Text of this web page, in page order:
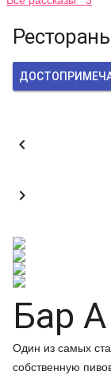


Бар
Один из самых
собственную